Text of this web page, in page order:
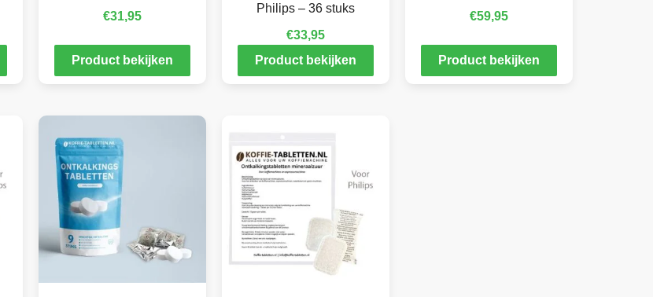
€31,95
Product bekijken
Philips – 36 stuks
€33,95
Product bekijken
€59,95
Product bekijken